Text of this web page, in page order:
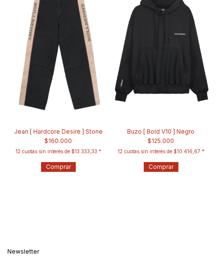
Jean [ Hardcore Desire ] Stone
$160.000
12 cuotas sin interés de $13.333,33
Comprar
Buzo [ Bold V10 ] Negro
$125.000
12 cuotas sin interés de $10.416,67
Comprar
Newsletter